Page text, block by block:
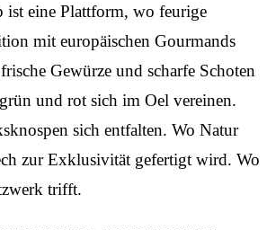
eine Plattform, wo feurige
mit europäischen Gourmands
Gewürze und scharfe Schoten
und rot sich im Oel vereinen.
sich entfalten. Wo Natur
zur Exklusivität gefertigt wird. Wo
trifft.